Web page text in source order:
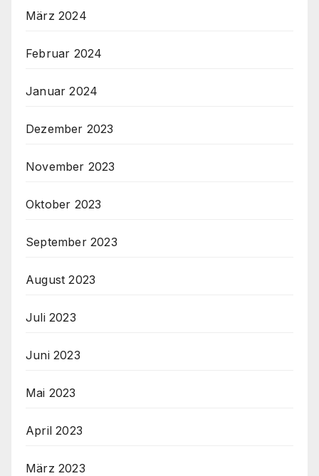
März 2024
Februar 2024
Januar 2024
Dezember 2023
November 2023
Oktober 2023
September 2023
August 2023
Juli 2023
Juni 2023
Mai 2023
April 2023
März 2023